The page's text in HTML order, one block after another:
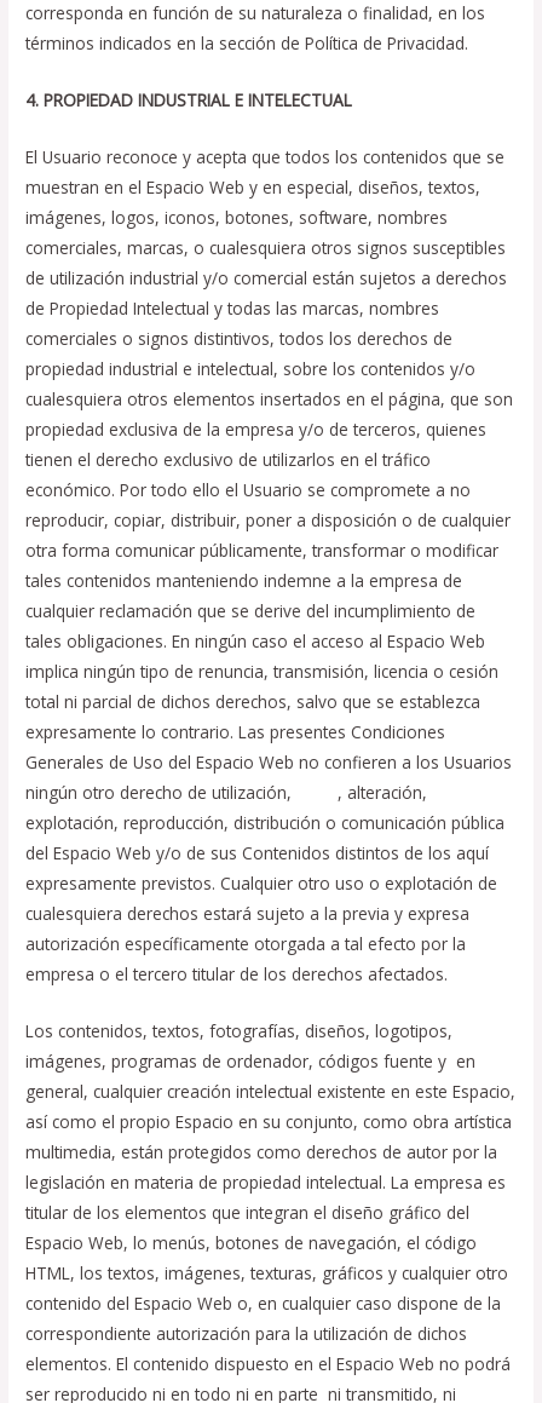
corresponda en función de su naturaleza o finalidad, en los
términos indicados en la sección de Política de Privacidad.
4. PROPIEDAD INDUSTRIAL E INTELECTUAL
El Usuario reconoce y acepta que todos los contenidos que se
muestran en el Espacio Web y en especial, diseños, textos,
imágenes, logos, iconos, botones, software, nombres
comerciales, marcas, o cualesquiera otros signos susceptibles
de utilización industrial y/o comercial están sujetos a derechos
de Propiedad Intelectual y todas las marcas, nombres
comerciales o signos distintivos, todos los derechos de
propiedad industrial e intelectual, sobre los contenidos y/o
cualesquiera otros elementos insertados en el página, que son
propiedad exclusiva de la empresa y/o de terceros, quienes
tienen el derecho exclusivo de utilizarlos en el tráfico
económico. Por todo ello el Usuario se compromete a no
reproducir, copiar, distribuir, poner a disposición o de cualquier
otra forma comunicar públicamente, transformar o modificar
tales contenidos manteniendo indemne a la empresa de
cualquier reclamación que se derive del incumplimiento de
tales obligaciones. En ningún caso el acceso al Espacio Web
implica ningún tipo de renuncia, transmisión, licencia o cesión
total ni parcial de dichos derechos, salvo que se establezca
expresamente lo contrario. Las presentes Condiciones
Generales de Uso del Espacio Web no confieren a los Usuarios
ningún otro derecho de utilización,
, alteración,
explotación, reproducción, distribución o comunicación pública
del Espacio Web y/o de sus Contenidos distintos de los aquí
expresamente previstos. Cualquier otro uso o explotación de
cualesquiera derechos estará sujeto a la previa y expresa
autorización específicamente otorgada a tal efecto por la
empresa o el tercero titular de los derechos afectados.
Los contenidos, textos, fotografías, diseños, logotipos,
imágenes, programas de ordenador, códigos fuente y en
general, cualquier creación intelectual existente en este Espacio,
así como el propio Espacio en su conjunto, como obra artística
multimedia, están protegidos como derechos de autor por la
legislación en materia de propiedad intelectual. La empresa es
titular de los elementos que integran el diseño gráfico del
Espacio Web, lo menús, botones de navegación, el código
HTML, los textos, imágenes, texturas, gráficos y cualquier otro
contenido del Espacio Web o, en cualquier caso dispone de la
correspondiente autorización para la utilización de dichos
elementos. El contenido dispuesto en el Espacio Web no podrá
ser reproducido ni en todo ni en parte ni transmitido, ni